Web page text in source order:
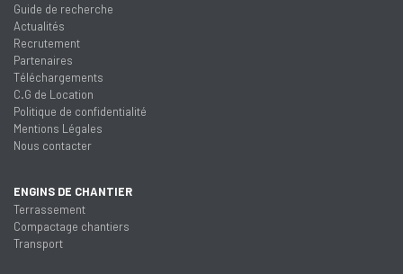
Guide de recherche
Actualités
Recrutement
Partenaires
Téléchargements
C.G de Location
Politique de confidentialité
Mentions Légales
Nous contacter
ENGINS DE CHANTIER
Terrassement
Compactage chantiers
Transport